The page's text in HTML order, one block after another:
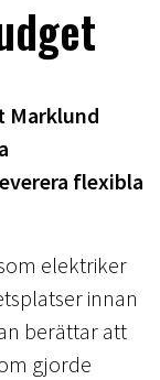
Marklund
flexibla
elektriker
innan
berättar att
gjorde